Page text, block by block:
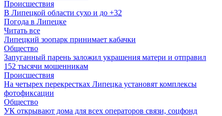
Происшествия
В Липецкой области сухо и до +32
Погода в Липецке
Читать все
Липецкий зоопарк принимает кабачки
Общество
Запуганный парень заложил украшения матери и отправил
152 тысячи мошенникам
Происшествия
На четырех перекрестках Липецка установят комплексы
фотофиксации
Общество
УК открывают дома для всех операторов связи, соцфонд